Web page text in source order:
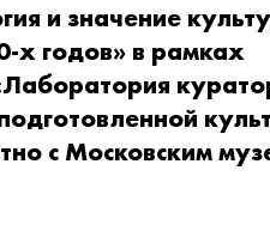
и значение
х годов» в рамках
с Московским